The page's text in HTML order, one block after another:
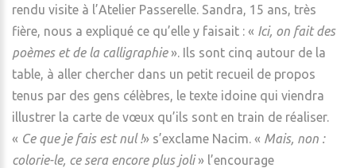
rendu visite à l’Atelier Passerelle. Sandra, 15 ans, très
fière, nous a expliqué ce qu’elle y faisait : « Ici, on fait des
poèmes et de la calligraphie». Ils sont cinq autour de la
table, à aller chercher dans un petit recueil de propos
tenus par des gens célèbres, le texte idoine qui viendra
illustrer la carte de vœux qu’ils sont en train de réaliser.
« Ce que je fais est nul !» s’exclame Nacim. « Mais, non :
colorie-le, ce sera encore plus joli» l’encourage